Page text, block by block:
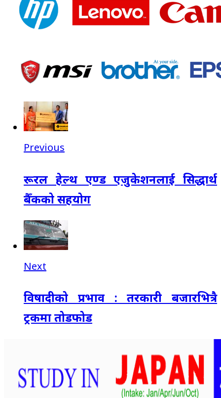
Previous
रूरल हेल्थ एण्ड एजुकेशनलाई सिद्धार्थ
बैँकको सहयोग
Next
विषादीको प्रभाव : तरकारी बजारभित्रै
ट्रकमा तोडफोड